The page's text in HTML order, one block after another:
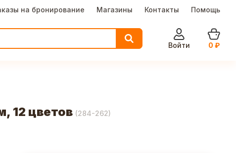
на бронирование Магазины Контакты Помощь
Войти
0 ₽
12 цветов (284-262)